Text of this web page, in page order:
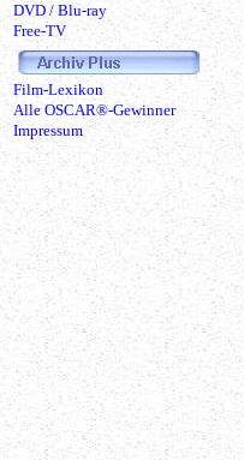
DVD / Blu-ray
Free-TV
Film-Lexikon
Alle OSCAR®-Gewinner
Impressum